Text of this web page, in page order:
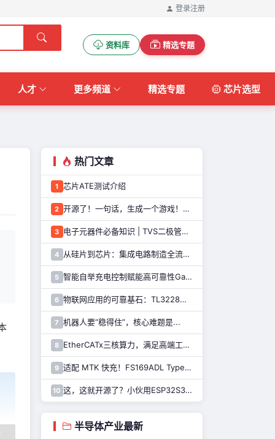
登录注册
资料库 精选专题
人才 更多频道 精选专题 芯片选型
热门文章
1 芯片ATE测试介绍
2 开源了！一句话，生成一个游戏！这个AI游戏机，太好玩了
3 电子元器件必备知识 | TVS二极管的定义、原理、类型和应用优势
4 从硅片到芯片：集成电路制造全流程解析
5 智能自举充电控制赋能高可靠性GaN驱动，纳芯微推出110V半桥驱动芯片NSD2123
6 物联网应用的可靠基石：TL3228内置的硬件安全模块（HSM）详解
7 机器人要“稳得住”，核心难题是...
8 EtherCATx三核算力，满足高端工业控制！纳芯微发布实时控制MCU/DSP NS800RTA7系列
9 适配 MTK 快充！FS169ADL Type-A 快充芯片全新上线
10 这，这就开源了？小伙用ESP32S31，做了块迷你开发板……
半导体产业最新